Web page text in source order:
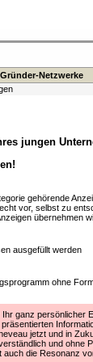
Gründer-Netzwerke
jungen
gehörende
vor, selbst zu
übernehmen
ausgefüllt werden
ohne
ganz persönlicher
jetzt und in
und ohne
die Resonanz